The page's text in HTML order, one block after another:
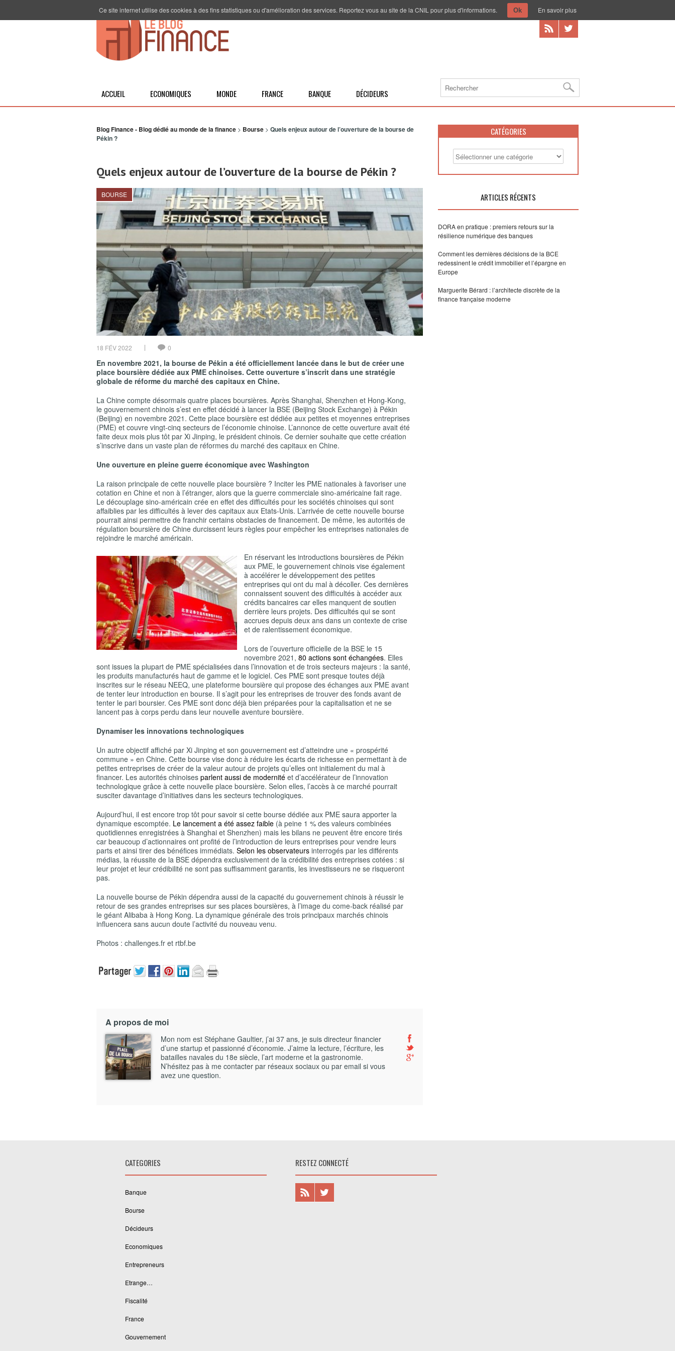
ACCUEIL ECONOMIQUES MONDE FRANCE BANQUE DÉCIDEURS
Blog Finance - Blog dédié au monde de la finance > Bourse > Quels enjeux autour de l’ouverture de la bourse de
Pékin ?
Quels enjeux autour de l’ouverture de la bourse de Pékin ?
BOURSE
18 FÉV 2022 0
En novembre 2021, la bourse de Pékin a été officiellement lancée dans le but de créer une
place boursière dédiée aux PME chinoises. Cette ouverture s’inscrit dans une stratégie
globale de réforme du marché des capitaux en Chine.
La Chine compte désormais quatre places boursières. Après Shanghai, Shenzhen et Hong-Kong,
le gouvernement chinois s’est en effet décidé à lancer la BSE (Beijing Stock Exchange) à Pékin
(Beijing) en novembre 2021. Cette place boursière est dédiée aux petites et moyennes entreprises
(PME) et couvre vingt-cinq secteurs de l’économie chinoise. L’annonce de cette ouverture avait été
faite deux mois plus tôt par Xi Jinping, le président chinois. Ce dernier souhaite que cette création
s’inscrive dans un vaste plan de réformes du marché des capitaux en Chine.
Une ouverture en pleine guerre économique avec Washington
La raison principale de cette nouvelle place boursière ? Inciter les PME nationales à favoriser une
cotation en Chine et non à l’étranger, alors que la guerre commerciale sino-américaine fait rage.
Le découplage sino-américain crée en effet des difficultés pour les sociétés chinoises qui sont
affaiblies par les difficultés à lever des capitaux aux Etats-Unis. L’arrivée de cette nouvelle bourse
pourrait ainsi permettre de franchir certains obstacles de financement. De même, les autorités de
régulation boursière de Chine durcissent leurs règles pour empêcher les entreprises nationales de
rejoindre le marché américain.
En réservant les introductions boursières de Pékin
aux PME, le gouvernement chinois vise également
à accélérer le développement des petites
entreprises qui ont du mal à décoller. Ces dernières
connaissent souvent des difficultés à accéder aux
crédits bancaires car elles manquent de soutien
derrière leurs projets. Des difficultés qui se sont
accrues depuis deux ans dans un contexte de crise
et de ralentissement économique.
Lors de l’ouverture officielle de la BSE le 15
novembre 2021, 80 actions sont échangées. Elles
sont issues la plupart de PME spécialisées dans l’innovation et de trois secteurs majeurs : la santé,
les produits manufacturés haut de gamme et le logiciel. Ces PME sont presque toutes déjà
inscrites sur le réseau NEEQ, une plateforme boursière qui propose des échanges aux PME avant
de tenter leur introduction en bourse. Il s’agit pour les entreprises de trouver des fonds avant de
tenter le pari boursier. Ces PME sont donc déjà bien préparées pour la capitalisation et ne se
lancent pas à corps perdu dans leur nouvelle aventure boursière.
Dynamiser les innovations technologiques
Un autre objectif affiché par Xi Jinping et son gouvernement est d’atteindre une « prospérité
commune » en Chine. Cette bourse vise donc à réduire les écarts de richesse en permettant à de
petites entreprises de créer de la valeur autour de projets qu’elles ont initialement du mal à
financer. Les autorités chinoises parlent aussi de modernité et d’accélérateur de l’innovation
technologique grâce à cette nouvelle place boursière. Selon elles, l’accès à ce marché pourrait
susciter davantage d’initiatives dans les secteurs technologiques.
Aujourd’hui, il est encore trop tôt pour savoir si cette bourse dédiée aux PME saura apporter la
dynamique escomptée. Le lancement a été assez faible (à peine 1 % des valeurs combinées
quotidiennes enregistrées à Shanghai et Shenzhen) mais les bilans ne peuvent être encore tirés
car beaucoup d’actionnaires ont profité de l’introduction de leurs entreprises pour vendre leurs
parts et ainsi tirer des bénéfices immédiats. Selon les observateurs interrogés par les différents
médias, la réussite de la BSE dépendra exclusivement de la crédibilité des entreprises cotées : si
leur projet et leur crédibilité ne sont pas suffisamment garantis, les investisseurs ne se risqueront
pas.
La nouvelle bourse de Pékin dépendra aussi de la capacité du gouvernement chinois à réussir le
retour de ses grandes entreprises sur ses places boursières, à l’image du come-back réalisé par
le géant Alibaba à Hong Kong. La dynamique générale des trois principaux marchés chinois
influencera sans aucun doute l’activité du nouveau venu.
Photos : challenges.fr et rtbf.be
A propos de moi
Mon nom est Stéphane Gaultier, j’ai 37 ans, je suis directeur financier
d’une startup et passionné d’économie. J’aime la lecture, l’écriture, les
batailles navales du 18e siècle, l’art moderne et la gastronomie.
N’hésitez pas à me contacter par réseaux sociaux ou par email si vous
avez une question.
CATÉGORIES
ARTICLES RÉCENTS
DORA en pratique : premiers retours sur la
résilience numérique des banques
Comment les dernières décisions de la BCE
redessinent le crédit immobilier et l’épargne en
Europe
Marguerite Bérard : l’architecte discrète de la
finance française moderne
CATEGORIES
Banque
Bourse
Décideurs
Economiques
Entrepreneurs
Etrange…
Fiscalité
France
Gouvernement
RESTEZ CONNECTÉ
Ce site internet utilise des cookies à des fins statistiques ou d'amélioration des services. Reportez vous au site de la CNIL pour plus d'informations. Ok En savoir plus